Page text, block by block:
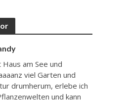
Haus am See und
viel Garten und
drumherum, erlebe ich
und kann